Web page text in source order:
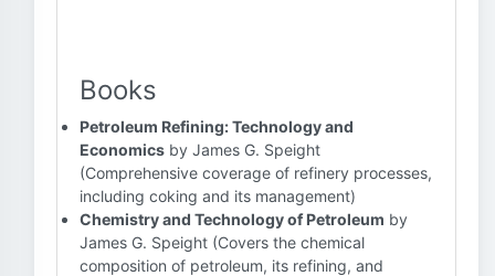
Books
Petroleum Refining: Technology and
Economics by James G. Speight
(Comprehensive coverage of refinery processes,
including coking and its management)
Chemistry and Technology of Petroleum by
James G. Speight (Covers the chemical
composition of petroleum, its refining, and